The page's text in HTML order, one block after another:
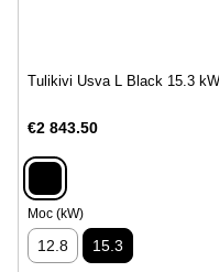
Tulikivi Usva L Black 15.3 kW
€2 843.50
Moc (kW)
12.8 15.3